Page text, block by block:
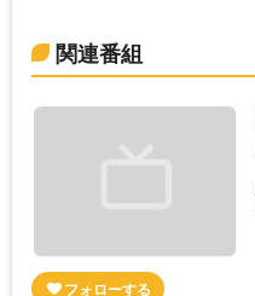
関連番組